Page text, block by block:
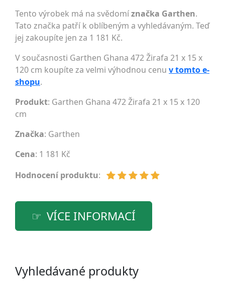
Tento výrobek má na svědomíznačka Garthen.
Tato značka patří k oblíbeným a vyhledávaným. Teď
jej zakoupíte jen za 1 181 Kč.
V současnosti Garthen Ghana 472 Žirafa 21 x 15 x
120 cm koupíte za velmi výhodnou cenu v tomto e-
shopu.
Produkt: Garthen Ghana 472 Žirafa 21 x 15 x 120
cm
Značka: Garthen
Cena: 1 181 Kč
Hodnocení produktu:
VÍCE INFORMACÍ
Vyhledávané produkty